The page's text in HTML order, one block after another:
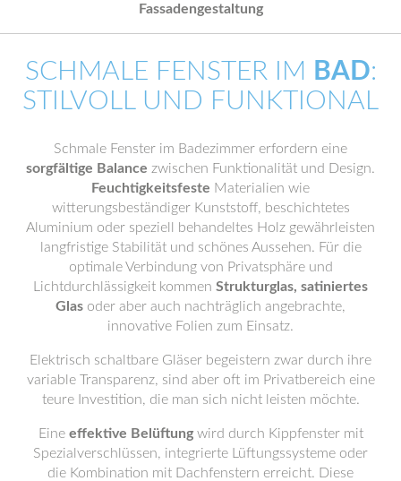
Fassadengestaltung
SCHMALE FENSTER IM BAD:
STILVOLL UND FUNKTIONAL
Schmale Fenster im Badezimmer erfordern eine
sorgfältige Balance zwischen Funktionalität und Design.
Feuchtigkeitsfeste Materialien wie
witterungsbeständiger Kunststoff, beschichtetes
Aluminium oder speziell behandeltes Holz gewährleisten
langfristige Stabilität und schönes Aussehen. Für die
optimale Verbindung von Privatsphäre und
Lichtdurchlässigkeit kommen Strukturglas, satiniertes
Glas oder aber auch nachträglich angebrachte,
innovative Folien zum Einsatz.
Elektrisch schaltbare Gläser begeistern zwar durch ihre
variable Transparenz, sind aber oft im Privatbereich eine
teure Investition, die man sich nicht leisten möchte.
Eine effektive Belüftungwird durch Kippfenster mit
Spezialverschlüssen, integrierte Lüftungssysteme oder
die Kombination mit Dachfenstern erreicht. Diese